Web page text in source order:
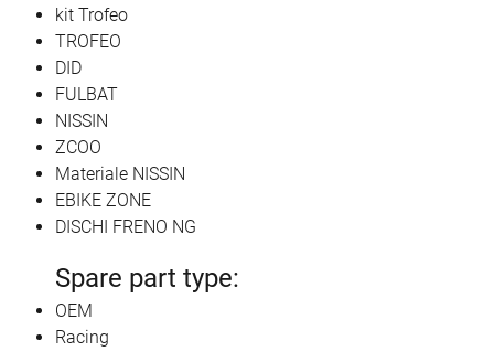
kit Trofeo
TROFEO
DID
FULBAT
NISSIN
ZCOO
Materiale NISSIN
EBIKE ZONE
DISCHI FRENO NG
Spare part type:
OEM
Racing